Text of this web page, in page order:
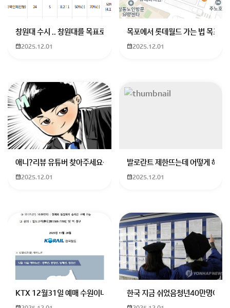
창원대 수시 .. 창원대를 목표로 하고 있는 09년생입니다 지금 제 내신이
2025.12.01
목포에서 롯데월드 가는 법 목포
2025.12.01
애니?리뷰 유튜버 찾아주세요ㅠㅠ 무슨 검정머리 남자 캐릭터에 더빙하
2025.12.01
발로란트 제한뜨는데 어떻게 해야
2025.12.01
KTX 12월31일 예매 수원이나 서울에서 부산으로 가는 열차를 예매하려
한국 지금 쉬었음청년40만명이라